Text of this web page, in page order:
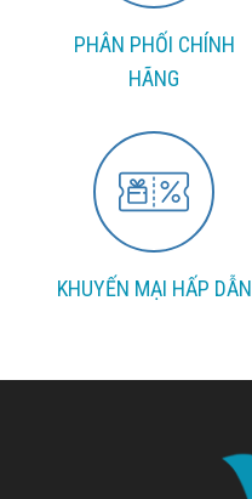
PHÂN PHỐI CHÍNH
HÃNG
KHUYẾN MẠI HẤP DẪN